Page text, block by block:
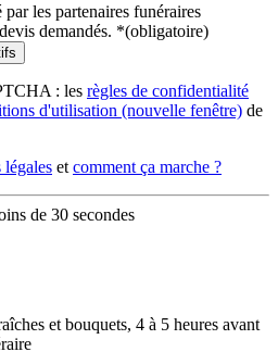
par les partenaires funéraires
demandés. *(obligatoire)
: les règles de confidentialité
d'utilisation (nouvelle fenêtre) de
légales et comment ça marche ?
de 30 secondes
et bouquets, 4 à 5 heures avant